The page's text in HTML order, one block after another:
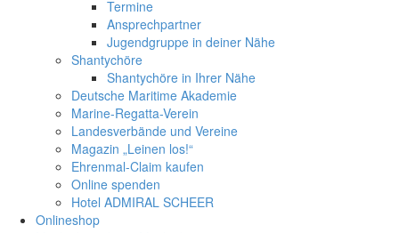
Termine
Ansprechpartner
Jugendgruppe in deiner Nähe
Shantychöre
Shantychöre in Ihrer Nähe
Deutsche Maritime Akademie
Marine-Regatta-Verein
Landesverbände und Vereine
Magazin „Leinen los!“
Ehrenmal-Claim kaufen
Online spenden
Hotel ADMIRAL SCHEER
Onlineshop